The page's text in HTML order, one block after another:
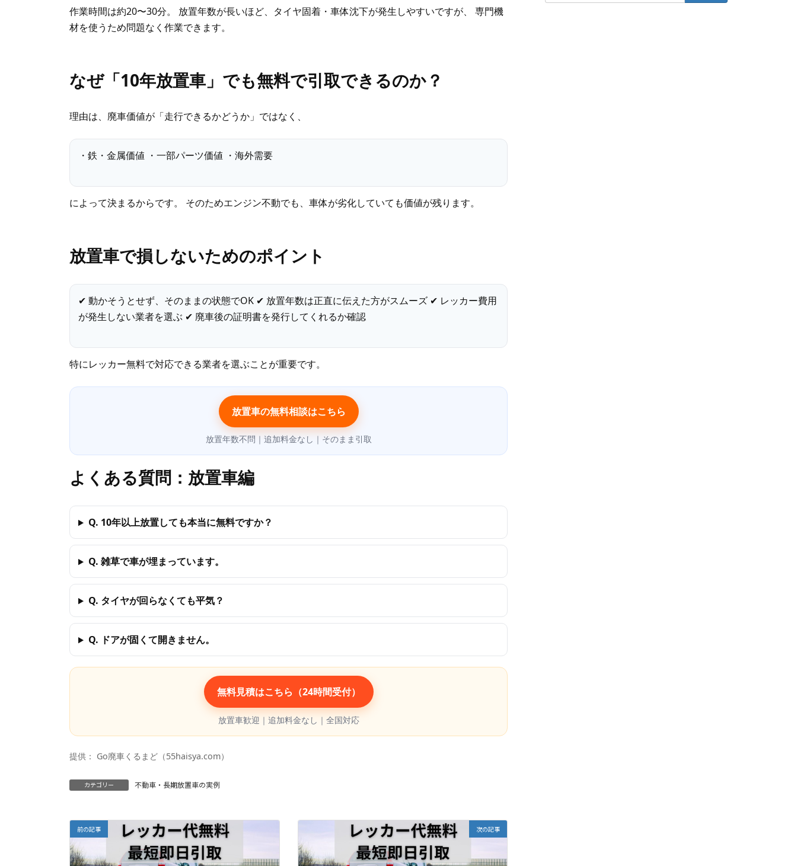
作業時間は約20〜30分。 放置年数が長いほど、タイヤ固着・車体沈下が発生しやすいですが、 専門機
材を使うため問題なく作業できます。
なぜ「10年放置車」でも無料で引取できるのか？
理由は、廃車価値が「走行できるかどうか」ではなく、
・鉄・金属価値 ・一部パーツ価値 ・海外需要
によって決まるからです。 そのためエンジン不動でも、車体が劣化していても価値が残ります。
放置車で損しないためのポイント
✔ 動かそうとせず、そのままの状態でOK ✔ 放置年数は正直に伝えた方がスムーズ ✔ レッカー費用
が発生しない業者を選ぶ ✔ 廃車後の証明書を発行してくれるか確認
特にレッカー無料で対応できる業者を選ぶことが重要です。
放置車の無料相談はこちら
放置年数不問｜追加料金なし｜そのまま引取
よくある質問：放置車編
Q. 10年以上放置しても本当に無料ですか？
Q. 雑草で車が埋まっています。
Q. タイヤが回らなくても平気？
Q. ドアが固くて開きません。
無料見積はこちら（24時間受付）
放置車歓迎｜追加料金なし｜全国対応
提供： Go廃車くるまど（55haisya.com）
カテゴリー 不動車・長期放置車の実例
前の記事 次の記事